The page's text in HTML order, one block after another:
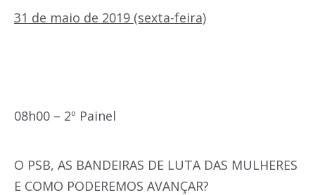
31 de maio de 2019 (sexta-feira)
08h00 – 2º Painel
O PSB, AS BANDEIRAS DE LUTA DAS MULHERES
E COMO PODEREMOS AVANÇAR?